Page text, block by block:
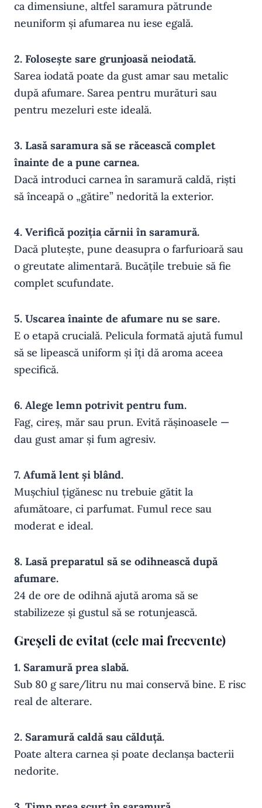
ca dimensiune, altfel saramura pătrunde
neuniform și afumarea nu iese egală.
2. Folosește sare grunjoasă neiodată.
Sarea iodată poate da gust amar sau metalic
după afumare. Sarea pentru murături sau
pentru mezeluri este ideală.
3. Lasă saramura să se răcească complet
înainte de a pune carnea.
Dacă introduci carnea în saramură caldă, riști
să înceapă o „gătire” nedorită la exterior.
4. Verifică poziția cărnii în saramură.
Dacă plutește, pune deasupra o farfurioară sau
o greutate alimentară. Bucățile trebuie să fie
complet scufundate.
5. Uscarea înainte de afumare nu se sare.
E o etapă crucială. Pelicula formată ajută fumul
să se lipească uniform și îți dă aroma aceea
specifică.
6. Alege lemn potrivit pentru fum.
Fag, cireș, măr sau prun. Evită rășinoasele —
dau gust amar și fum agresiv.
7. Afumă lent și blând.
Mușchiul țigănesc nu trebuie gătit la
afumătoare, ci parfumat. Fumul rece sau
moderat e ideal.
8. Lasă preparatul să se odihnească după
afumare.
24 de ore de odihnă ajută aroma să se
stabilizeze și gustul să se rotunjească.
Greșeli de evitat (cele mai frecvente)
1. Saramură prea slabă.
Sub 80 g sare/litru nu mai conservă bine. E risc
real de alterare.
2. Saramură caldă sau călduță.
Poate altera carnea și poate declanșa bacterii
nedorite.